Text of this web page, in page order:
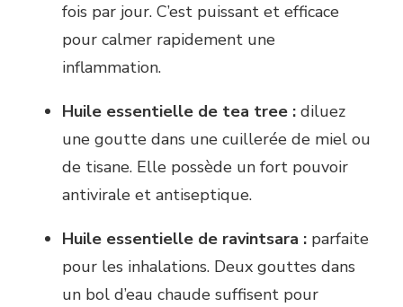
fois par jour. C’est puissant et efficace
pour calmer rapidement une
inflammation.
Huile essentielle de tea tree : diluez
une goutte dans une cuillerée de miel ou
de tisane. Elle possède un fort pouvoir
antivirale et antiseptique.
Huile essentielle de ravintsara : parfaite
pour les inhalations. Deux gouttes dans
un bol d’eau chaude suffisent pour